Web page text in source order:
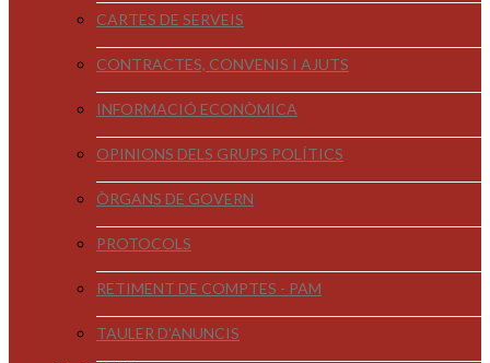
CARTES DE SERVEIS
CONTRACTES, CONVENIS I AJUTS
INFORMACIÓ ECONÒMICA
OPINIONS DELS GRUPS POLÍTICS
ÒRGANS DE GOVERN
PROTOCOLS
RETIMENT DE COMPTES - PAM
TAULER D'ANUNCIS